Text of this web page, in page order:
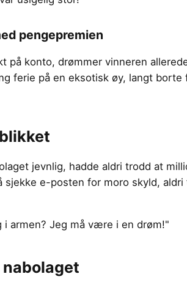
pengepremien
på konto, drømmer vinneren
ferie på en eksotisk øy, langt
jevnlig, hadde aldri trodd at
sjekke e-posten for moro skyld,
i armen? Jeg må være i en drøm!"
nabolaget